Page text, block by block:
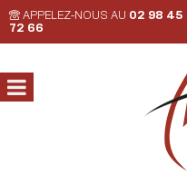
APPELEZ-NOUS AU 02 98 45
72 66